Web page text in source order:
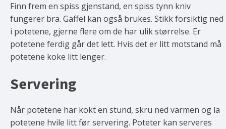
Finn frem en spiss gjenstand, en spiss tynn kniv
fungerer bra. Gaffel kan også brukes. Stikk forsiktig ned
i potetene, gjerne flere om de har ulik størrelse. Er
potetene ferdig går det lett. Hvis det er litt motstand må
potetene koke litt lenger.
Servering
Når potetene har kokt en stund, skru ned varmen og la
potetene hvile litt før servering. Poteter kan serveres